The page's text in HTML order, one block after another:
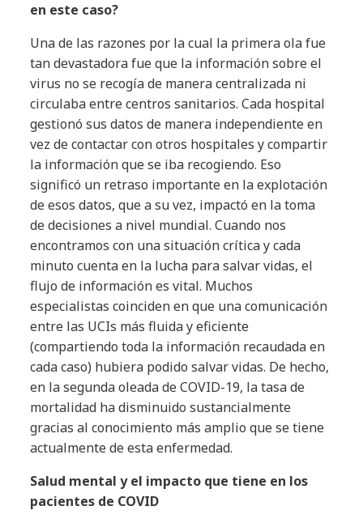
en este caso?
Una de las razones por la cual la primera ola fue
tan devastadora fue que la información sobre el
virus no se recogía de manera centralizada ni
circulaba entre centros sanitarios. Cada hospital
gestionó sus datos de manera independiente en
vez de contactar con otros hospitales y compartir
la información que se iba recogiendo. Eso
significó un retraso importante en la explotación
de esos datos, que a su vez, impactó en la toma
de decisiones a nivel mundial. Cuando nos
encontramos con una situación crítica y cada
minuto cuenta en la lucha para salvar vidas, el
flujo de información es vital. Muchos
especialistas coinciden en que una comunicación
entre las UCIs más fluida y eficiente
(compartiendo toda la información recaudada en
cada caso) hubiera podido salvar vidas. De hecho,
en la segunda oleada de COVID-19, la tasa de
mortalidad ha disminuido sustancialmente
gracias al conocimiento más amplio que se tiene
actualmente de esta enfermedad.
Salud mental y el impacto que tiene en los
pacientes de COVID